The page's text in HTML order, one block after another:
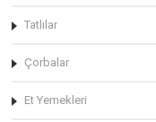
Tatlılar
Çorbalar
Et Yemekleri